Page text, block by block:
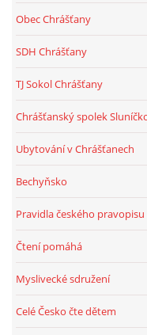
Obec Chrášťany
SDH Chrášťany
TJ Sokol Chrášťany
Chrášťanský spolek
Ubytování v Chrášťanech
Bechyňsko
Pravidla českého pravopisu
Čtení pomáhá
Myslivecké sdružení
Celé Česko čte dětem